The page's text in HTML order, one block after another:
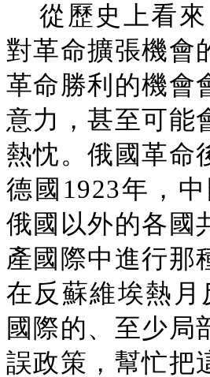
從歷史上看
對革命擴張機會
革命勝利的機會
意力，甚至可能
熱忱。俄國革命
德國1923年，
俄國以外的各國
產國際中進行那
在反蘇維埃熱
國際的、至少局
誤政策，幫忙把